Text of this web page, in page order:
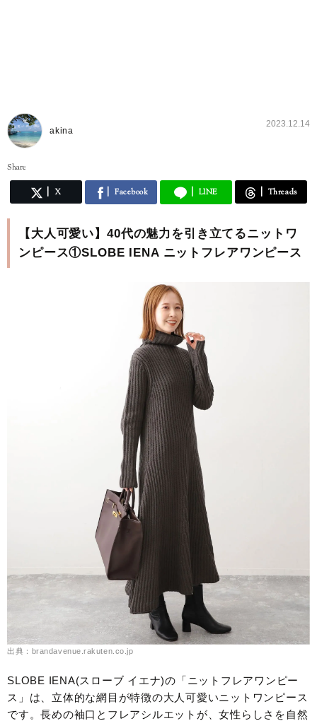
akina
2023.12.14
Share
X Facebook LINE Threads
【大人可愛い】40代の魅力を引き立てるニットワ
ンピース①SLOBE IENA ニットフレアワンピース
出典：brandavenue.rakuten.co.jp
SLOBE IENA(スローブ イエナ)の「ニットフレアワンピー
ス」は、立体的な網目が特徴の大人可愛いニットワンピース
です。長めの袖口とフレアシルエットが、女性らしさを自然